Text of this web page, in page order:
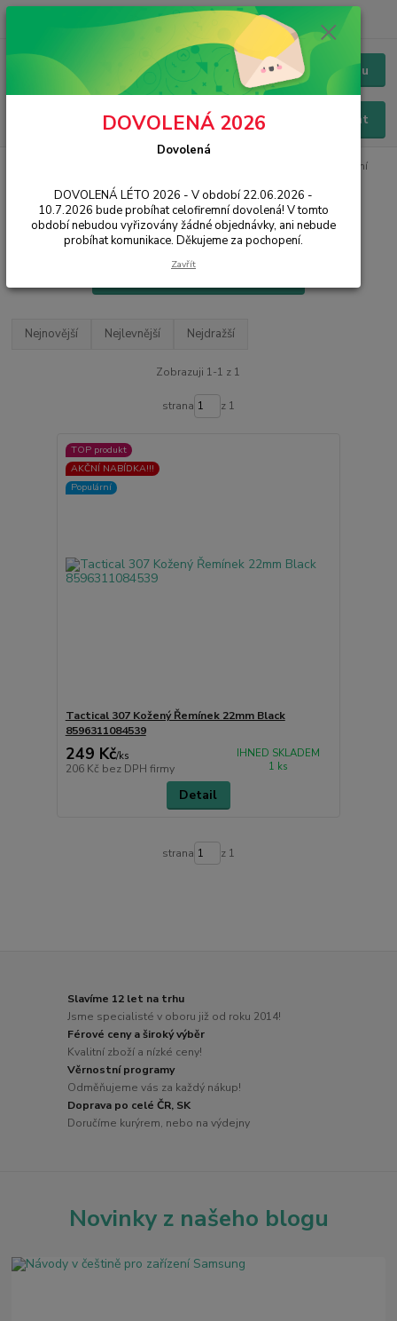
Menu
Hledat
Chat / Online podpora - 24/7
Univerzální
Řemínky a pásky k hodinkám
univerzální
Nejnovější Nejlevnější Nejdražší
Zobrazuji 1-1 z 1
strana z 1
TOP produkt
AKČNÍ NABÍDKA!!!
Populární
Tactical 307 Kožený Řemínek 22mm Black
8596311084539
249 Kč/ks
206 Kč bez DPH firmy
IHNED SKLADEM
1 ks
Detail
strana z 1
Slavíme 12 let na trhu
Jsme specialisté v oboru již od roku 2014!
Férové ceny a široký výběr
Kvalitní zboží a nízké ceny!
Věrnostní programy
Odměňujeme vás za každý nákup!
Doprava po celé ČR, SK
Doručíme kurýrem, nebo na výdejny
Novinky z našeho blogu
DOVOLENÁ 2026
Dovolená
DOVOLENÁ LÉTO 2026 - V období 22.06.2026 -
10.7.2026 bude probíhat celofiremní dovolená! V tomto
období nebudou vyřizovány žádné objednávky, ani nebude
probíhat komunikace. Děkujeme za pochopení.
Zavřít